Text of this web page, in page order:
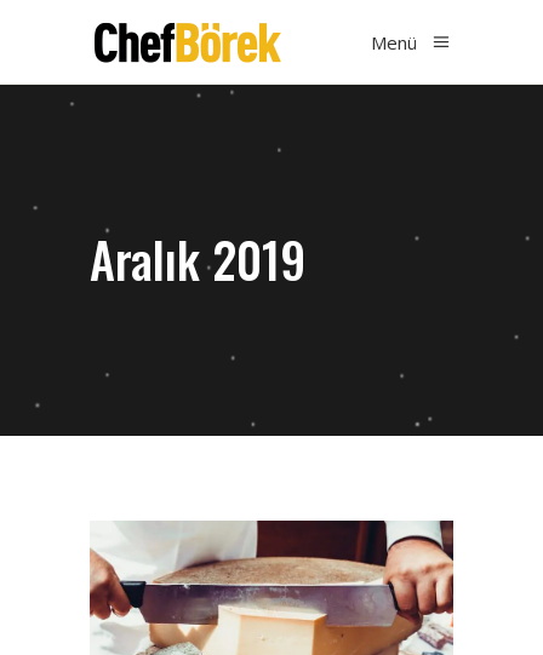
Menü
Aralık 2019